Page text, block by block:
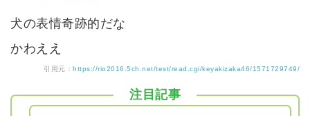
犬の表情奇跡的だな
かわええ
引用元： https://rio2016.5ch.net/test/read.cgi/keyakizaka46/1571729749/
注目記事